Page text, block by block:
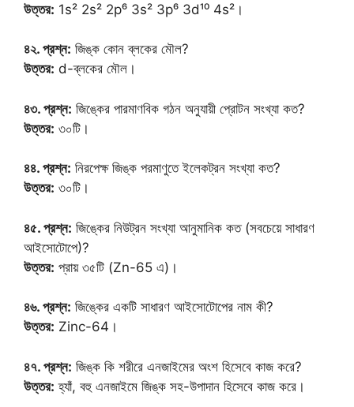
উত্তর: 1s² 2s² 2p⁶ 3s² 3p⁶ 3d¹⁰ 4s²।
৪২. প্রশ্ন: জিঙ্ক কোন ব্লকের মৌল?
উত্তর: d-ব্লকের মৌল।
৪৩. প্রশ্ন: জিঙ্কের পারমাণবিক গঠন অনুযায়ী প্রোটন সংখ্যা কত?
উত্তর: ৩০টি।
৪৪. প্রশ্ন: নিরপেক্ষ জিঙ্ক পরমাণুতে ইলেকট্রন সংখ্যা কত?
উত্তর: ৩০টি।
৪৫. প্রশ্ন: জিঙ্কের নিউট্রন সংখ্যা আনুমানিক কত (সবচেয়ে সাধারণ
আইসোটোপে)?
উত্তর: প্রায় ৩৫টি (Zn-65 এ)।
৪৬. প্রশ্ন: জিঙ্কের একটি সাধারণ আইসোটোপের নাম কী?
উত্তর: Zinc-64।
৪৭. প্রশ্ন: জিঙ্ক কি শরীরে এনজাইমের অংশ হিসেবে কাজ করে?
উত্তর: হ্যাঁ, বহু এনজাইমে জিঙ্ক সহ-উপাদান হিসেবে কাজ করে।